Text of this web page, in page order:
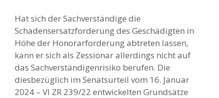
Hat sich der Sachverständige die
Schadensersatzforderung des Geschädigten in
Höhe der Honorarforderung abtreten lassen,
kann er sich als Zessionar allerdings nicht auf
das Sachverständigenrisiko berufen. Die
diesbezüglich im Senatsurteil vom 16. Januar
2024 – VI ZR 239/22 entwickelten Grundsätze